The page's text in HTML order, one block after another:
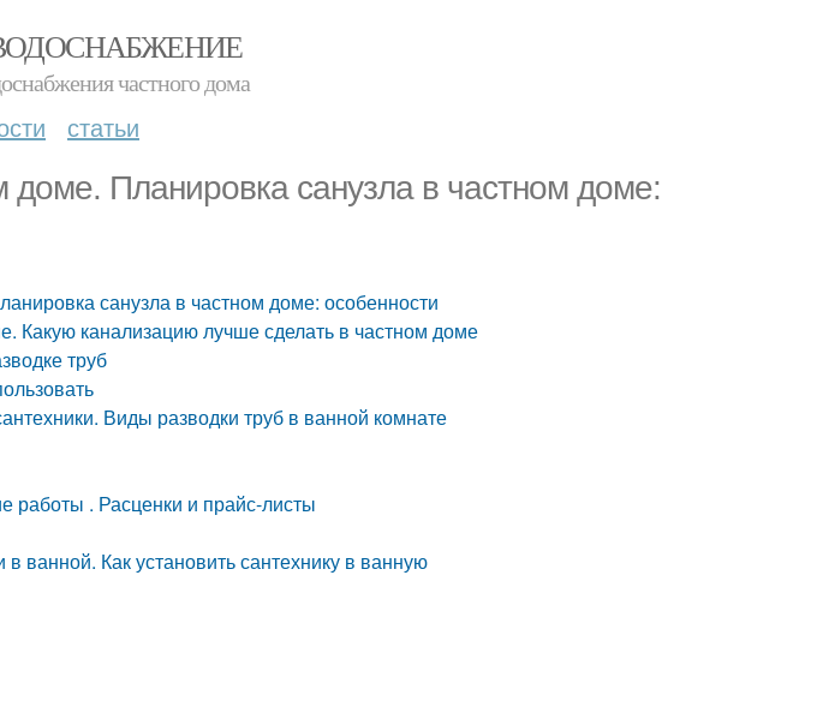
частного дома
статьи
доме. Планировка санузла в частном доме:
санузла в частном доме: особенности
Какую канализацию лучше сделать в частном доме
труб
Виды разводки труб в ванной комнате
работы . Расценки и прайс-листы
ванной. Как установить сантехнику в ванную